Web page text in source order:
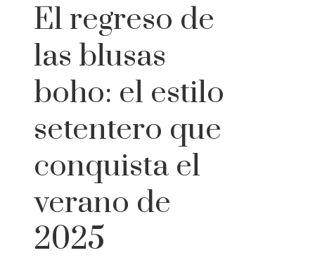
El regreso de
las blusas
boho: el estilo
setentero que
conquista el
verano de
2025